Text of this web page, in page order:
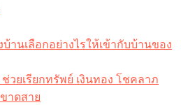
านเลือกอย่างไรให้เข้ากับบ้านของ
วยเรียกทรัพย์ เงินทอง โชคลาภ
าดสาย